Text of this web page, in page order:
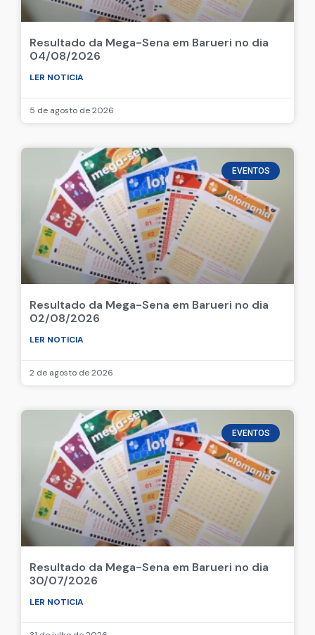
Resultado da Mega-Sena em Barueri no dia
04/08/2026
LER NOTICIA
5 de agosto de 2026
EVENTOS
Resultado da Mega-Sena em Barueri no dia
02/08/2026
LER NOTICIA
2 de agosto de 2026
EVENTOS
Resultado da Mega-Sena em Barueri no dia
30/07/2026
LER NOTICIA